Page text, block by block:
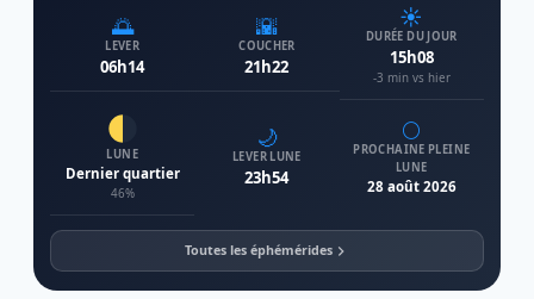
🌅
LEVER
06h14
🌇
COUCHER
21h22
☀️
DURÉE DU JOUR
15h08
-3 min vs hier
LUNE
Dernier quartier
46%
🌙
LEVER LUNE
23h54
🌕
PROCHAINE PLEINE
LUNE
28 août 2026
Toutes les éphémérides